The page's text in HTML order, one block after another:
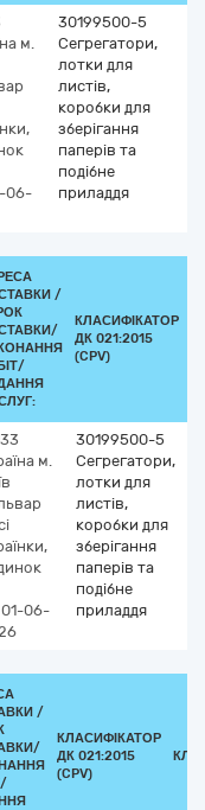
м.
06-
30199500-5
Сегрегатори,
лотки для
листів,
коробки для
зберігання
паперів та
подібне
приладдя
/
КЛАСИФІКАТОР
ДК 021:2015
(CPV)
м.
06-
30199500-5
Сегрегатори,
лотки для
листів,
коробки для
зберігання
паперів та
подібне
приладдя
/
КЛАСИФІКАТОР
ДК 021:2015
(CPV)